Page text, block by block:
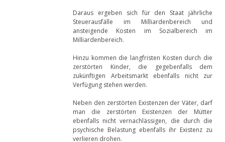
Daraus ergeben sich für den Staat jährliche
Steuerausfälle im Milliardenbereich und
ansteigende Kosten im Sozialbereich im
Milliardenbereich.
Hinzu kommen die langfristen Kosten durch die
zerstörten Kinder, die gegebenfalls dem
zukünftigen Arbeitsmarkt ebenfalls nicht zur
Verfügung stehen werden.
Neben den zerstörten Existenzen der Väter, darf
man die zerstörten Existenzen der Mütter
ebenfalls nicht vernachlässigen, die durch die
psychische Belastung ebenfalls ihr Existenz zu
verlieren drohen.